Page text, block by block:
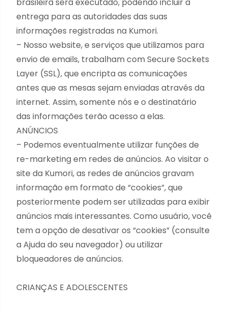
entrega para as autoridades das suas
informações registradas na Kumori.
– Nosso website, e serviços que utilizamos para
envio de emails, trabalham com Secure Sockets
Layer (SSL), que encripta as comunicações
antes que as mesas sejam enviadas através da
internet. Assim, somente nós e o destinatário
das informações terão acesso a elas.
ANÚNCIOS
– Podemos eventualmente utilizar funções de
re-marketing em redes de anúncios. Ao visitar o
site da Kumori, as redes de anúncios gravam
informação em formato de “cookies”, que
posteriormente podem ser utilizadas para exibir
anúncios mais interessantes. Como usuário, você
tem a opção de desativar os “cookies” (consulte
a Ajuda do seu navegador) ou utilizar
bloqueadores de anúncios.
CRIANÇAS E ADOLESCENTES